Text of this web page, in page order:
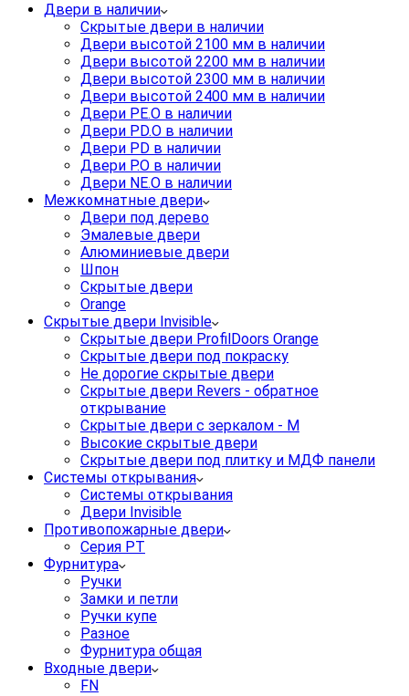
Двери в наличии
Скрытые двери в наличии
Двери высотой 2100 мм в наличии
Двери высотой 2200 мм в наличии
Двери высотой 2300 мм в наличии
Двери высотой 2400 мм в наличии
Двери PE.O в наличии
Двери PD.O в наличии
Двери PD в наличии
Двери P.O в наличии
Двери NE.O в наличии
Межкомнатные двери
Двери под дерево
Эмалевые двери
Алюминиевые двери
Шпон
Скрытые двери
Orange
Скрытые двери Invisible
Скрытые двери ProfilDoors Orange
Скрытые двери под покраску
Не дорогие скрытые двери
Скрытые двери Revers - обратное
открывание
Скрытые двери с зеркалом - M
Высокие скрытые двери
Скрытые двери под плитку и МДФ панели
Системы открывания
Системы открывания
Двери Invisible
Противопожарные двери
Серия PT
Фурнитура
Ручки
Замки и петли
Ручки купе
Разное
Фурнитура общая
Входные двери
FN